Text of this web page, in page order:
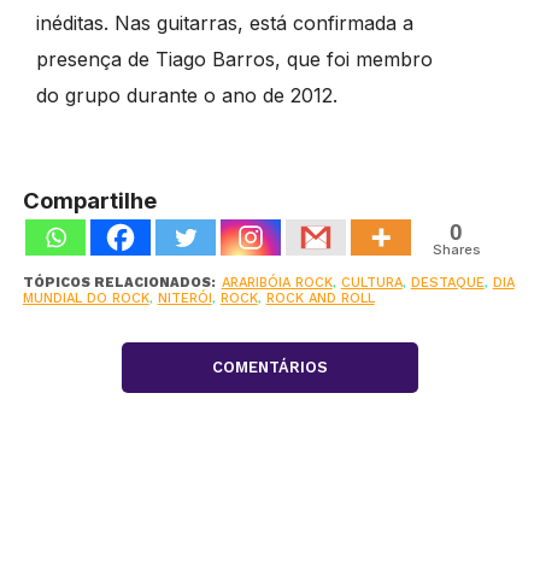
inéditas. Nas guitarras, está confirmada a
presença de Tiago Barros, que foi membro
do grupo durante o ano de 2012.
Compartilhe
0
Shares
TÓPICOS RELACIONADOS: ARARIBÓIA ROCK, CULTURA, DESTAQUE, DIA
MUNDIAL DO ROCK, NITERÓI, ROCK, ROCK AND ROLL
COMENTÁRIOS